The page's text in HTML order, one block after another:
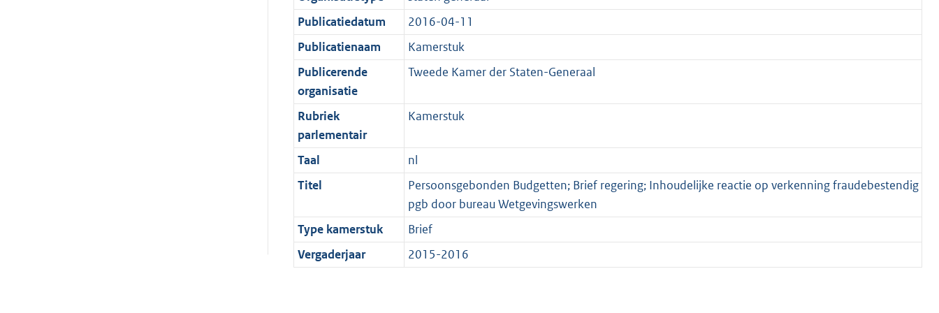
Publicatiedatum
2016-04-11
Publicatienaam
Kamerstuk
Publicerende
organisatie
Tweede Kamer der Staten-Generaal
Rubriek
parlementair
Kamerstuk
Taal
nl
Titel
Persoonsgebonden Budgetten; Brief regering; Inhoudelijke reactie op verkenning fraudebestendig
pgb door bureau Wetgevingswerken
Type kamerstuk
Brief
Vergaderjaar
2015-2016